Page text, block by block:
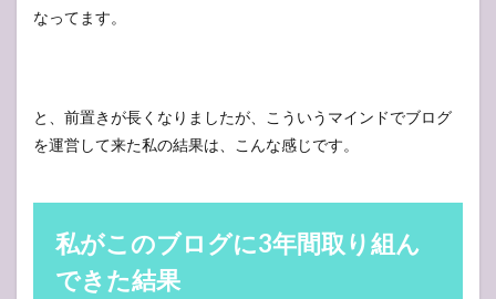
なってます。
と、前置きが長くなりましたが、こういうマインドでブログ
を運営して来た私の結果は、こんな感じです。
私がこのブログに3年間取り組ん
できた結果